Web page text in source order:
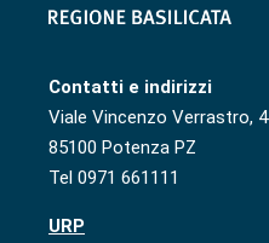
Contatti e indirizzi
Viale Vincenzo Verrastro, 4
85100 Potenza PZ
Tel 0971 661111
URP